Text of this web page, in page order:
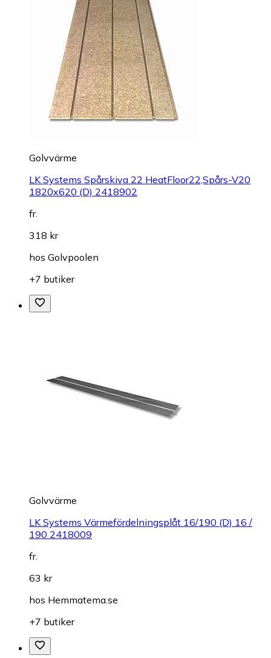
Golvvärme
LK Systems Spårskiva 22 HeatFloor22,Spårs-V20
1820x620 (D) 2418902
fr.
318 kr
hos Golvpoolen
+7 butiker
Golvvärme
LK Systems Värmefördelningsplåt 16/190 (D) 16 /
190 2418009
fr.
63 kr
hos Hemmatema.se
+7 butiker